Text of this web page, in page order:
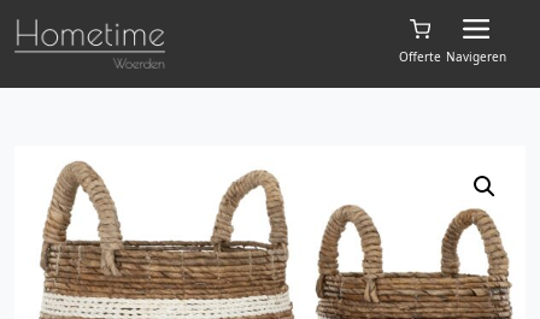
Offerte Navigeren